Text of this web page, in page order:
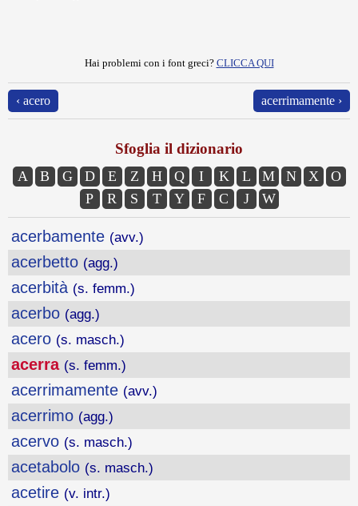
Hai problemi con i font greci? CLICCA QUI
‹ acero acerrimamente ›
Sfoglia il dizionario
A B G D E Z H Q I K L M N X
O
P
R S T Y F C J W
acerbamente (avv.)
acerbetto (agg.)
acerbità (s. femm.)
acerbo (agg.)
acero (s. masch.)
acerra (s. femm.)
acerrimamente (avv.)
acerrimo (agg.)
acervo (s. masch.)
acetabolo (s. masch.)
acetire (v. intr.)